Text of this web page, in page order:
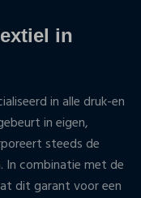
in
in alle druk-en
in eigen,
steeds de
In combinatie met de
dit garant voor een